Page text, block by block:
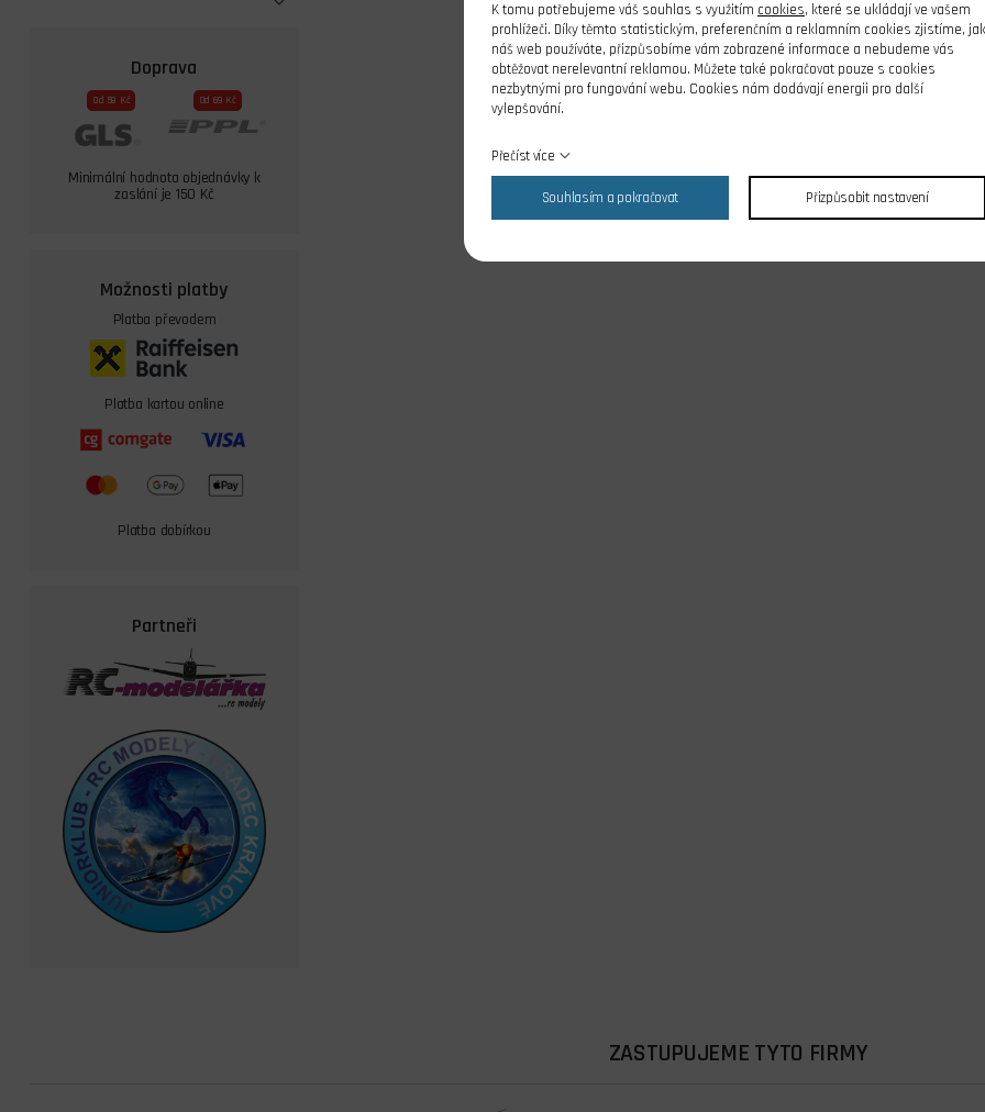
Doprava
Od 59 Kč Od 69 Kč
Minimální hodnota objednávky k
zaslání je 150 Kč
Možnosti platby
Platba převodem
Platba kartou online
Platba dobírkou
Partneři
ZASTUPUJEME TYTO FIRMY
K tomu potřebujeme váš souhlas s využitím cookies, které se ukládají ve vašem
prohlížeči. Díky těmto statistickým, preferenčním a reklamním cookies zjistíme, jak
náš web používáte, přizpůsobíme vám zobrazené informace a nebudeme vás
obtěžovat nerelevantní reklamou. Můžete také pokračovat pouze s cookies
nezbytnými pro fungování webu. Cookies nám dodávají energii pro další
vylepšování.
Přečíst více
Souhlasím a pokračovat Přizpůsobit nastavení